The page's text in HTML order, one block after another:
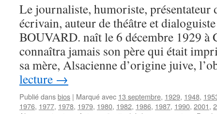
Le journaliste, humoriste, présentateur
écrivain, auteur de théâtre et
BOUVARD. naît le 6 décembre 1929 à
connaîtra jamais son père qui était
sa mère, Alsacienne d’origine juive,
lecture →
Publié dansbios | Marqué avec 13 septembre, 1929, 1948,
1976, 1977, 1978, 1979, 1980, 1982, 1986, 1987, 1990, 2001,